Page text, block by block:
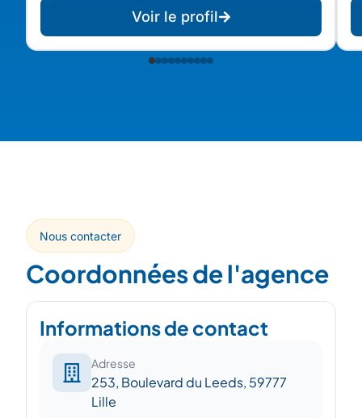
vous aide sur l'intégralité de vos problématiques RH
Voir le profil
Nous contacter
Coordonnées de l'agence
Informations de contact
Adresse
253, Boulevard du Leeds, 59777
Lille